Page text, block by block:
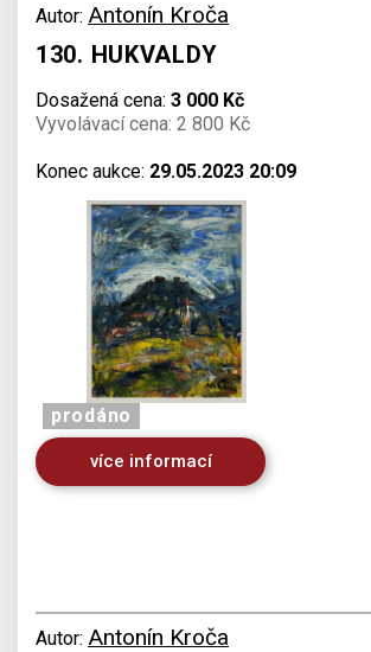
Autor: Antonín Kroča
130. HUKVALDY
Dosažená cena: 3 000 Kč
Vyvolávací cena: 2 800 Kč
Konec aukce: 29.05.2023 20:09
prodáno
více informací
Autor: Antonín Kroča